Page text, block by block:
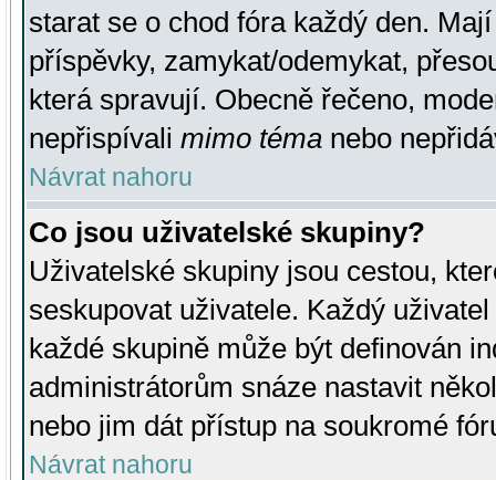
starat se o chod fóra každý den.
příspěvky, zamykat/odemykat,
která spravují. Obecně řečeno,
nepřispívali mimo téma nebo
Návrat nahoru
Co jsou uživatelské skupiny?
Uživatelské skupiny jsou cestou,
seskupovat uživatele. Každý
každé skupině může být definován
administrátorům snáze nastavit
nebo jim dát přístup na soukromé
Návrat nahoru